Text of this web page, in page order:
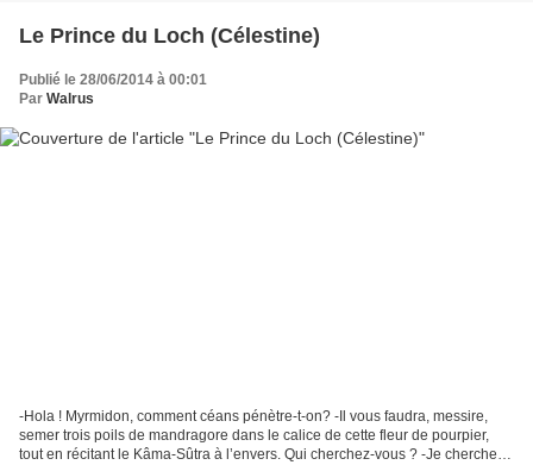
Le Prince du Loch (Célestine)
Publié le 28/06/2014 à 00:01
Par Walrus
-Hola ! Myrmidon, comment céans pénètre-t-on? -Il vous faudra, messire,
semer trois poils de mandragore dans le calice de cette fleur de pourpier,
tout en récitant le Kâma-Sûtra à l’envers. Qui cherchez-vous ? -Je cherche,